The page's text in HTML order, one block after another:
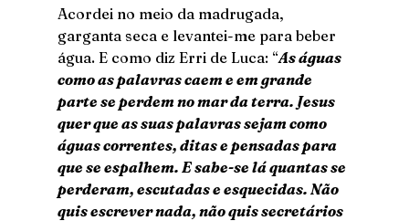
Acordei no meio da madrugada,
garganta seca e levantei-me para beber
água. E como diz Erri de Luca: “As águas
como as palavras caem e em grande
parte se perdem no mar da terra. Jesus
quer que as suas palavras sejam como
águas correntes, ditas e pensadas para
que se espalhem. E sabe-se lá quantas se
perderam, escutadas e esquecidas. Não
quis escrever nada, não quis secretários